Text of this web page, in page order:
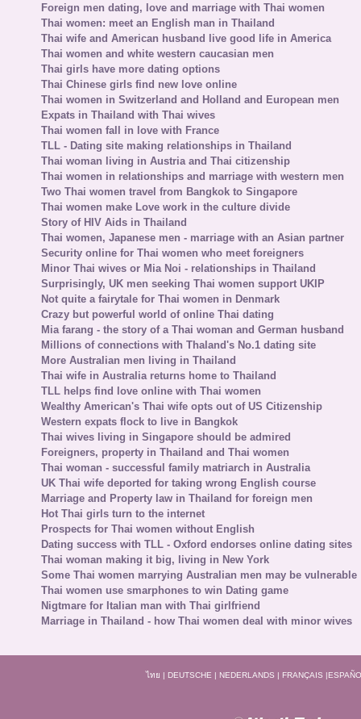
Foreign men dating, love and marriage with Thai women
Thai women: meet an English man in Thailand
Thai wife and American husband live good life in America
Thai women and white western caucasian men
Thai girls have more dating options
Thai Chinese girls find new love online
Thai women in Switzerland and Holland and European men
Expats in Thailand with Thai wives
Thai women fall in love with France
TLL - Dating site making relationships in Thailand
Thai woman living in Austria and Thai citizenship
Thai women in relationships and marriage with western men
Two Thai women travel from Bangkok to Singapore
Thai women make Love work in the culture divide
Story of HIV Aids in Thailand
Thai women, Japanese men - marriage with an Asian partner
Security online for Thai women who meet foreigners
Minor Thai wives or Mia Noi - relationships in Thailand
Surprisingly, UK men seeking Thai women support UKIP
Not quite a fairytale for Thai women in Denmark
Crazy but powerful world of online Thai dating
Mia farang - the story of a Thai woman and German husband
Millions of connections with Thaland's No.1 dating site
More Australian men living in Thailand
Thai wife in Australia returns home to Thailand
TLL helps find love online with Thai women
Wealthy American's Thai wife opts out of US Citizenship
Western expats flock to live in Bangkok
Thai wives living in Singapore should be admired
Foreigners, property in Thailand and Thai women
Thai woman - successful family matriarch in Australia
UK Thai wife deported for taking wrong English course
Marriage and Property law in Thailand for foreign men
Hot Thai girls turn to the internet
Prospects for Thai women without English
Dating success with TLL - Oxford endorses online dating sites
Thai woman making it big, living in New York
Some Thai women marrying Australian men may be vulnerable
Thai women use smarphones to win Dating game
Nigtmare for Italian man with Thai girlfriend
Marriage in Thailand - how Thai women deal with minor wives
ไทย | DEUTSCHE | NEDERLANDS | FRANÇAIS |